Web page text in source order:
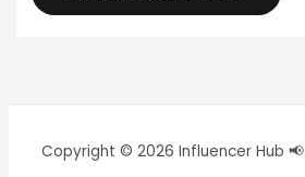
Copyright © 2026 Influencer Hub 📢